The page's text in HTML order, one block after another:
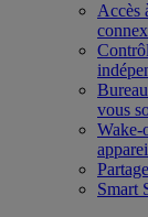
Accès
vous
Smart